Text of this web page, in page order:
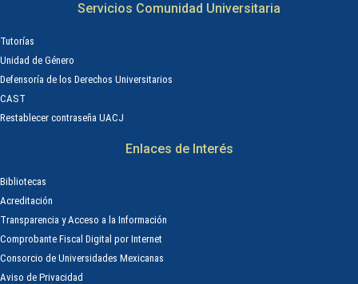
Servicios Comunidad Universitaria
Tutorías
Unidad de Género
Defensoría de los Derechos Universitarios
CAST
Restablecer contraseña UACJ
Enlaces de Interés
Bibliotecas
Acreditación
Transparencia y Acceso a la Información
Comprobante Fiscal Digital por Internet
Consorcio de Universidades Mexicanas
Aviso de Privacidad